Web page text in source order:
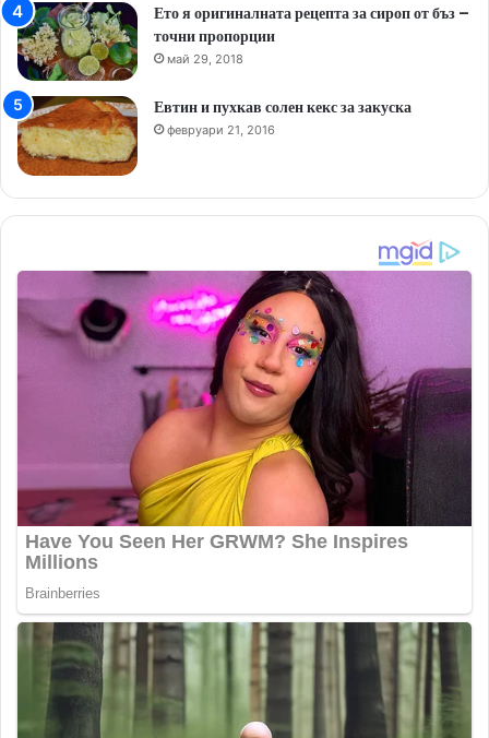
Ето я оригиналната рецепта за сироп от бъз –
точни пропорции
май 29, 2018
Евтин и пухкав солен кекс за закуска
февруари 21, 2016